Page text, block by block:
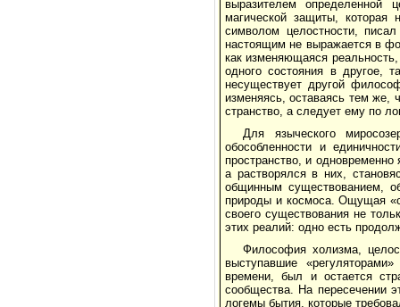
вы­разителем определенной
магической защиты, которая
символом целостности,
настоящим не выражается в
как из­меняющаяся
одного состояния в другое,
несуществует другой
изменяясь, оставаясь тем же,
странство, а следует ему по
Для языческого
обособленности и
пространство, и
а растворялся в них,
общин­ным существованием,
природы и космоса. Ощущая
своего существования не
этих реалий: одно есть
Философия холизма,
выступавшие
времени, был и остается
сообщества. На пересечении
логемы бытия, которые